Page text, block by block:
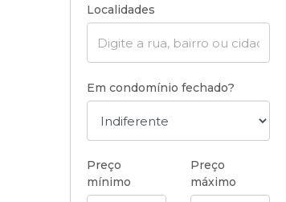
Localidades
Em condomínio fechado?
Preço
mínimo
Preço
máximo